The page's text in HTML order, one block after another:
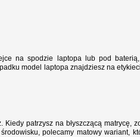
na spodzie laptopa lub pod
model laptopa znajdziesz na
patrzysz na błyszczącą matrycę,
polecamy matowy wariant,